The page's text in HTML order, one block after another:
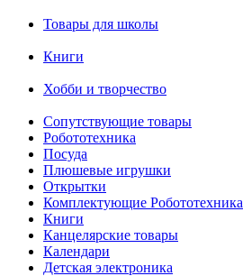
Товары для школы
Книги
Хобби и творчество
Сопутствующие товары
Робототехника
Посуда
Плюшевые игрушки
Открытки
Комплектующие Робототехника
Книги
Канцелярские товары
Календари
Детская электроника